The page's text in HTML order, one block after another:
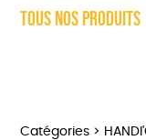
Tous nos produits
Catégories >